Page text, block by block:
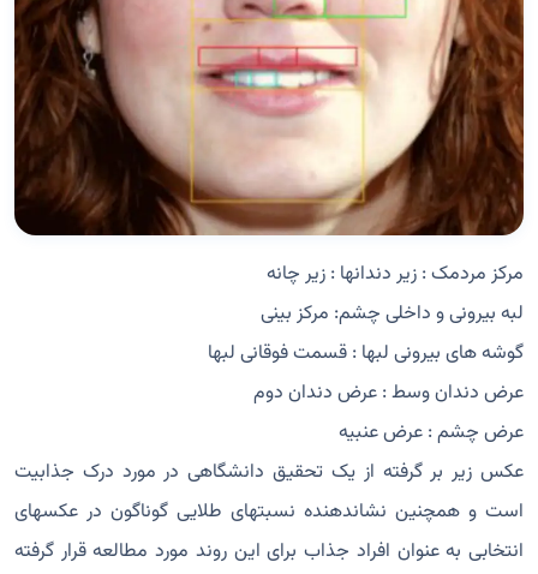
مرکز مردمک : زیر دندانها : زیر چانه
لبه بیرونی و داخلی چشم: مرکز بینی
گوشه های بیرونی لبها : قسمت فوقانی لبها
عرض دندان وسط : عرض دندان دوم
عرض چشم : عرض عنبیه
عکس زیر بر گرفته از یک تحقیق دانشگاهی در مورد درک جذابیت
است و همچنین نشاندهنده نسبتهای طلایی گوناگون در عکسهای
انتخابی به عنوان افراد جذاب برای این روند مورد مطالعه قرار گرفته